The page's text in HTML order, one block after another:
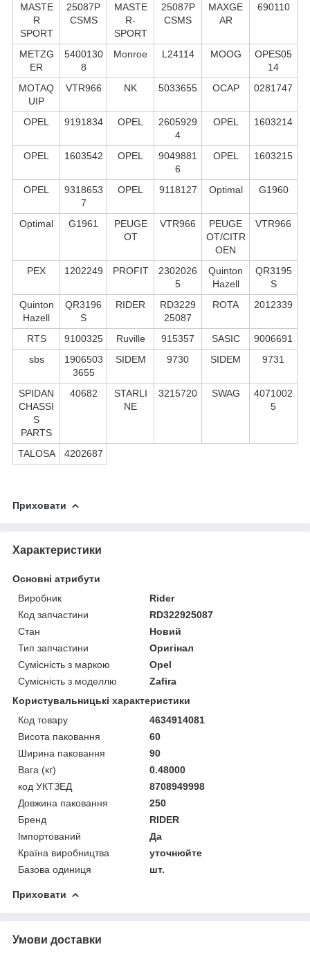
MASTE
R
SPORT
25087P
CSMS
MASTE
R-
SPORT
25087P
CSMS
MAXGE
AR
690110
METZG
ER
5400130
8
Monroe L24114 MOOG
OPES05
14
MOTAQ
UIP
VTR966 NK 5033655 OCAP 0281747
OPEL 9191834 OPEL
2605929
4
OPEL 1603214
OPEL 1603542 OPEL
9049881
6
OPEL 1603215
OPEL
9318653
7
OPEL 9118127 Optimal G1960
Optimal G1961
PEUGE
OT
VTR966
PEUGE
OT/CITR
OEN
VTR966
PEX 1202249 PROFIT
2302026
5
Quinton
Hazell
QR3195
S
Quinton
Hazell
QR3196
S
RIDER
RD3229
25087
ROTA 2012339
RTS 9100325 Ruville 915357 SASIC
9006691
sbs
1906503
3655
SIDEM 9730 SIDEM 9731
SPIDAN
CHASSI
S
PARTS
40682
STARLI
NE
3215720 SWAG
4071002
5
TALOSA 4202687
Приховати
Характеристики
Основні атрибути
Виробник
Rider
Код запчастини
RD322925087
Стан
Новий
Тип запчастини
Оригінал
Сумісність з маркою
Opel
Сумісність з моделлю
Zafira
Користувальницькі характеристики
Код товару
4634914081
Висота паковання
60
Ширина паковання
90
Вага (кг)
0.48000
код УКТЗЕД
8708949998
Довжина паковання
250
Бренд
RIDER
Імпортований
Да
Країна виробництва
уточнюйте
Базова одиниця
шт.
Приховати
Умови доставки